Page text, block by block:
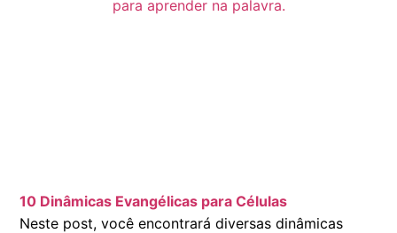
10 Dinâmicas Evangélicas para Células
Neste post, você encontrará diversas dinâmicas